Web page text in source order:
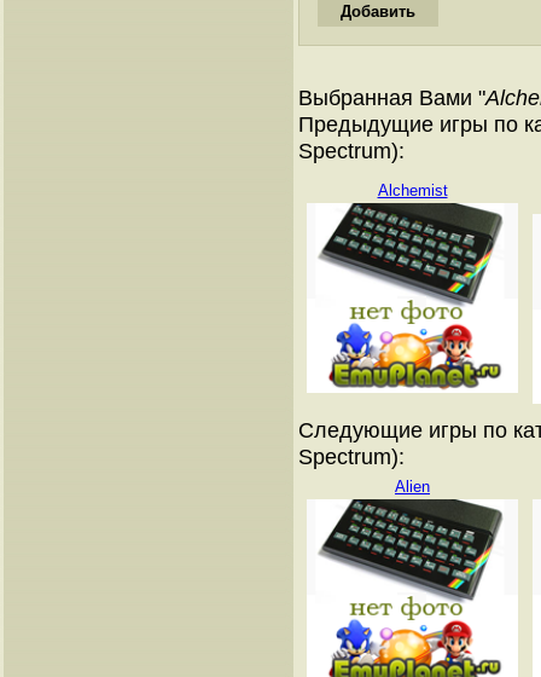
Выбранная Вами "
Предыдущие игры по
Spectrum):
Alchemist
Следующие игры по
Spectrum):
Alien